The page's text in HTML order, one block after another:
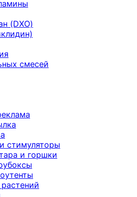
(DXO)
смесей
стимуляторы
и горшки